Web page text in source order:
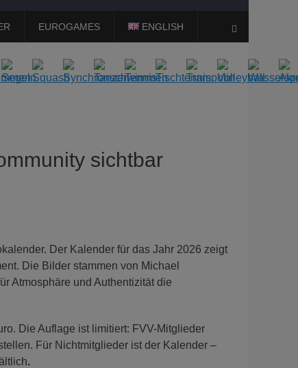
EUROGAMES ENGLISH
sichtbar
Der Kalender für das Jahr 2026 zeigt
Die Bilder stammen von Michael
Atmosphäre und Authentizität die
Die Auflage ist limitiert: FVV-Mitglieder
Für Nichtmitglieder ist der Kalender –
.